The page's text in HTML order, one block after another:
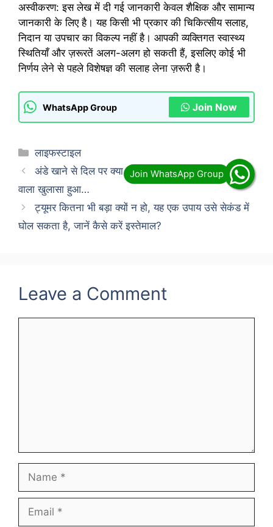
अस्वीकरण: इस लेख में दी गई जानकारी केवल शैक्षिक और सामान्य
जानकारी के लिए है। यह किसी भी प्रकार की चिकित्सीय सलाह,
निदान या उपचार का विकल्प नहीं है। आपकी व्यक्तिगत स्वास्थ्य
स्थितियाँ और ज़रूरतें अलग-अलग हो सकती हैं, इसलिए कोई भी
निर्णय लेने से पहले विशेषज्ञ की सलाह लेना ज़रूरी है।
WhatsApp Group Join Now
Categories
लाइफस्टाइल
अंडे खाने से दिल पर क्या असर पड़ता है? अध्ययन में चौंकाने
वाला खुलासा हुआ…
ट्यूमर कितना भी बड़ा क्यों न हो, यह एक उपाय उसे सेकंड में
घोल सकता है, जानें कैसे करें इस्तेमाल?
Leave a Comment
Name
Email